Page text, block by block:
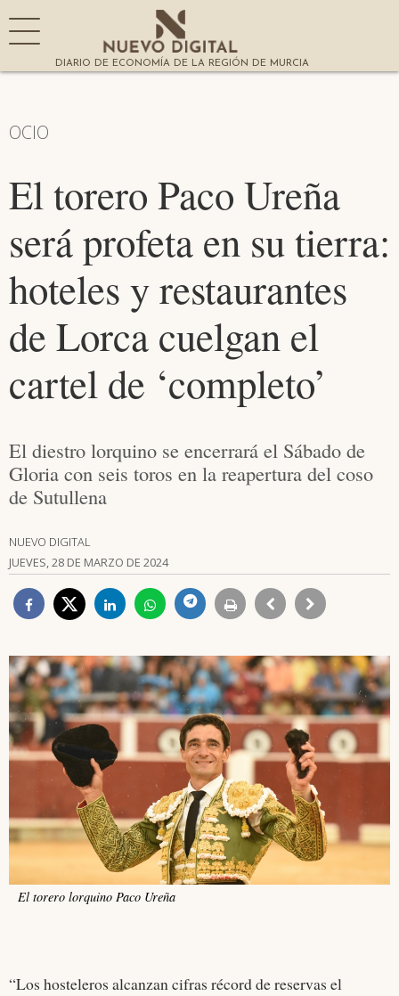
DIARIO DE ECONOMÍA DE LA REGIÓN DE MURCIA
OCIO
El torero Paco Ureña
será profeta en su tierra:
hoteles y restaurantes
de Lorca cuelgan el
cartel de ‘completo’
El diestro lorquino se encerrará el Sábado de
Gloria con seis toros en la reapertura del coso
de Sutullena
NUEVO DIGITAL
JUEVES, 28 DE MARZO DE 2024
El torero lorquino Paco Ureña
“Los hosteleros alcanzan cifras récord de reservas el